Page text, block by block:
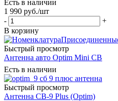
Есть в наличии
1 990 руб./шт
-
+
В корзину
Быстрый просмотр
Антенна авто Optim Mini CB
Есть в наличии
Быстрый просмотр
Антенна CB-9 Plus (Optim)